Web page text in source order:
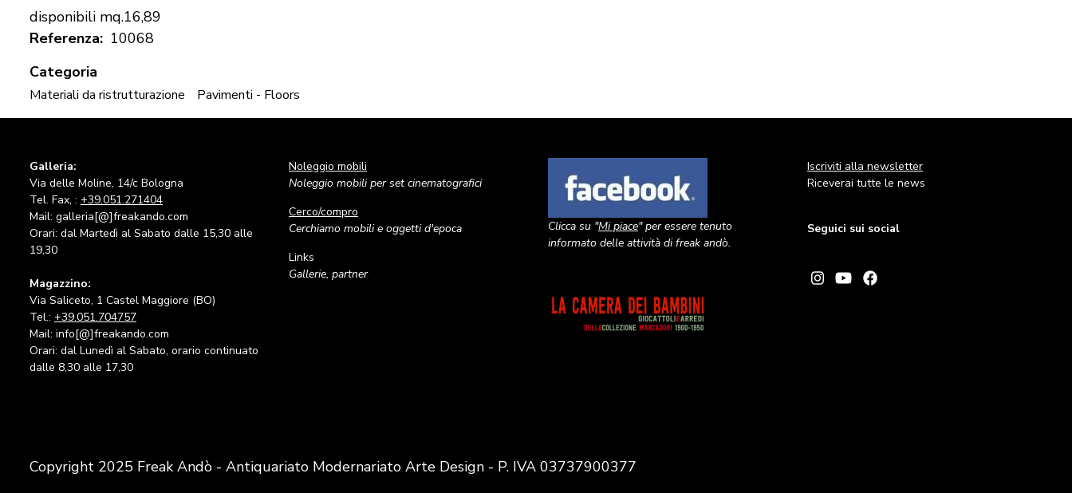
disponibili mq.16,89
Referenza
10068
Categoria
Materiali da ristrutturazione Pavimenti - Floors
Galleria:
Via delle Moline, 14/c Bologna
Tel. Fax, : +39.051.271404
Mail: galleria[@]freakando.com
Orari: dal Martedì al Sabato dalle 15,30 alle
19,30
Magazzino:
Via Saliceto, 1 Castel Maggiore (BO)
Tel.: +39.051.704757
Mail: info[@]freakando.com
Orari: dal Lunedì al Sabato, orario continuato
dalle 8,30 alle 17,30
Noleggio mobili
Noleggio mobili per set cinematografici
Cerco/compro
Cerchiamo mobili e oggetti d'epoca
Links
Gallerie, partner
Clicca su "Mi piace" per essere tenuto
informato delle attività di freak andò.
Image
Iscriviti alla newsletter
Riceverai tutte le news
Seguici sui social
Copyright 2025 Freak Andò - Antiquariato Modernariato Arte Design - P. IVA 03737900377